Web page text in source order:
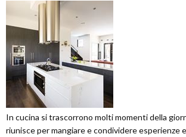
In cucina si trascorrono molti momenti della
riunisce per mangiare e condividere esperienze